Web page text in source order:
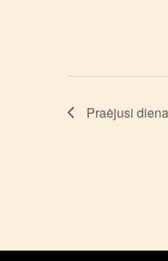
Praėjusi diena